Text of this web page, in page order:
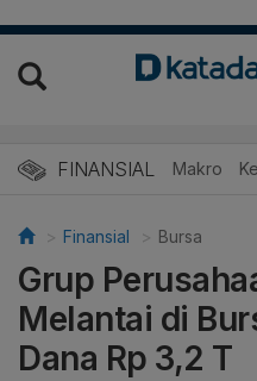
FINANSIAL Makro
Finansial Bursa
Grup
Melantai di
Dana Rp 3,2 T